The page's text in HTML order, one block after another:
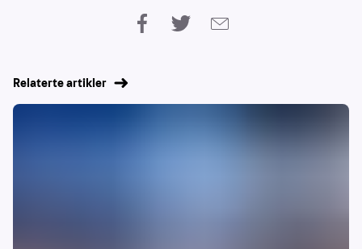
Relaterte artikler